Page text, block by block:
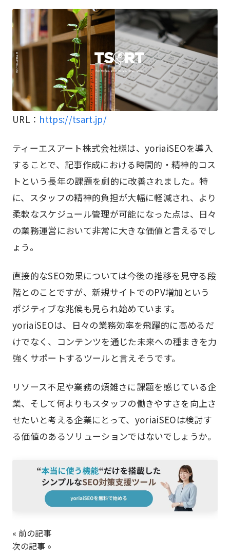
URL： https://tsart.jp/
ティーエスアート株式会社様は、yoriaiSEOを導入
することで、記事作成における時間的・精神的コス
トという長年の課題を劇的に改善されました。特
に、スタッフの精神的負担が大幅に軽減され、より
柔軟なスケジュール管理が可能になった点は、日々
の業務運営において非常に大きな価値と言えるでし
ょう。
直接的なSEO効果については今後の推移を見守る段
階とのことですが、新規サイトでのPV増加という
ポジティブな兆候も見られ始めています。
yoriaiSEOは、日々の業務効率を飛躍的に高めるだ
けでなく、コンテンツを通じた未来への種まきを力
強くサポートするツールと言えそうです。
リソース不足や業務の煩雑さに課題を感じている企
業、そして何よりもスタッフの働きやすさを向上さ
せたいと考える企業にとって、yoriaiSEOは検討す
る価値のあるソリューションではないでしょうか。
« 前の記事
次の記事 »